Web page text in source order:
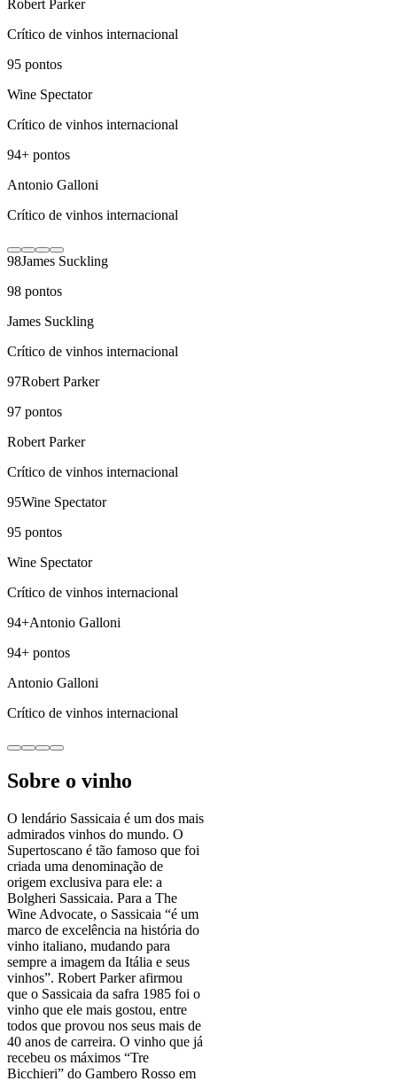
Robert Parker
Crítico de vinhos internacional
95 pontos
Wine Spectator
Crítico de vinhos internacional
94+ pontos
Antonio Galloni
Crítico de vinhos internacional
98James Suckling
98 pontos
James Suckling
Crítico de vinhos internacional
97Robert Parker
97 pontos
Robert Parker
Crítico de vinhos internacional
95Wine Spectator
95 pontos
Wine Spectator
Crítico de vinhos internacional
94+Antonio Galloni
94+ pontos
Antonio Galloni
Crítico de vinhos internacional
Sobre o vinho
O lendário Sassicaia é um dos mais
admirados vinhos do mundo. O
Supertoscano é tão famoso que foi
criada uma denominação de
origem exclusiva para ele: a
Bolgheri Sassicaia. Para a The
Wine Advocate, o Sassicaia “é um
marco de excelência na história do
vinho italiano, mudando para
sempre a imagem da Itália e seus
vinhos”. Robert Parker afirmou
que o Sassicaia da safra 1985 foi o
vinho que ele mais gostou, entre
todos que provou nos seus mais de
40 anos de carreira. O vinho que já
recebeu os máximos “Tre
Bicchieri” do Gambero Rosso em